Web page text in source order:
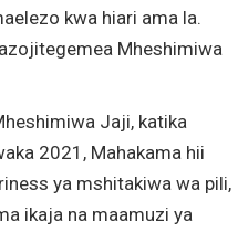
kwa hiari ama la.
Mheshimiwa
Jaji, katika
2021, Mahakama hii
ya mshitakiwa wa pili,
ikaja na maamuzi ya